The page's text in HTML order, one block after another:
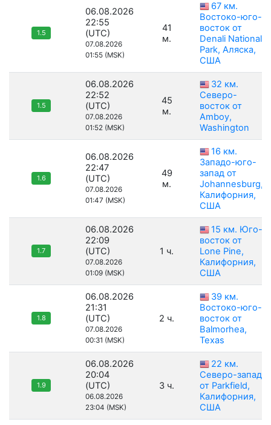
1.5
06.08.2026
22:55
(UTC)
07.08.2026
01:55 (MSK)
41
м.
67 км.
Востоко-юго-
восток от
Denali National
Park, Аляска,
США
1.5
06.08.2026
22:52
(UTC)
07.08.2026
01:52 (MSK)
45
м.
32 км.
Северо-
восток от
Amboy,
Washington
1.6
06.08.2026
22:47
(UTC)
07.08.2026
01:47 (MSK)
49
м.
16 км.
Западо-юго-
запад от
Johannesburg,
Калифорния,
США
1.7
06.08.2026
22:09
(UTC)
07.08.2026
01:09 (MSK)
1 ч.
15 км. Юго-
восток от
Lone Pine,
Калифорния,
США
1.8
06.08.2026
21:31
(UTC)
07.08.2026
00:31 (MSK)
2 ч.
39 км.
Востоко-юго-
восток от
Balmorhea,
Texas
1.9
06.08.2026
20:04
(UTC)
06.08.2026
23:04 (MSK)
3 ч.
22 км.
Северо-запад
от Parkfield,
Калифорния,
США